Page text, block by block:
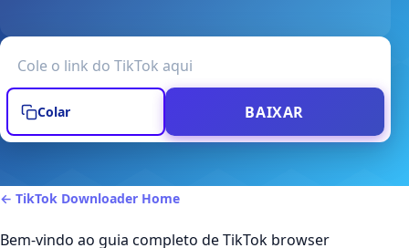
Colar BAIXAR
← TikTok Downloader Home
Bem-vindo ao guia completo de TikTok browser